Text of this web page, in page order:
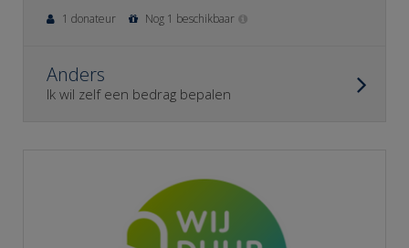
1 donateur Nog 1 beschikbaar
Anders
Ik wil zelf een bedrag bepalen